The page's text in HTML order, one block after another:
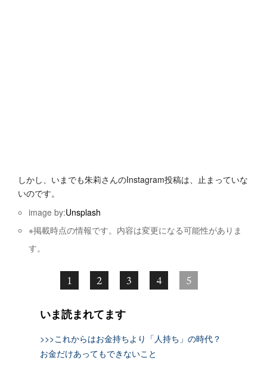
しかし、いまでも朱莉さんのInstagram投稿は、止まっていな
いのです。
image by:Unsplash
※掲載時点の情報です。内容は変更になる可能性がありま
す。
1 2 3 4 5
いま読まれてます
>>>これからはお金持ちより「人持ち」の時代？
お金だけあってもできないこと